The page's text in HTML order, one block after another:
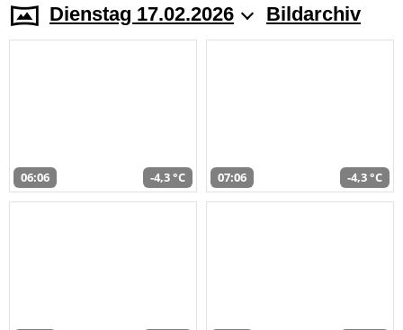
Dienstag 17.02.2026 Bildarchiv
06:06 -4,3 °C 07:06 -4,3 °C